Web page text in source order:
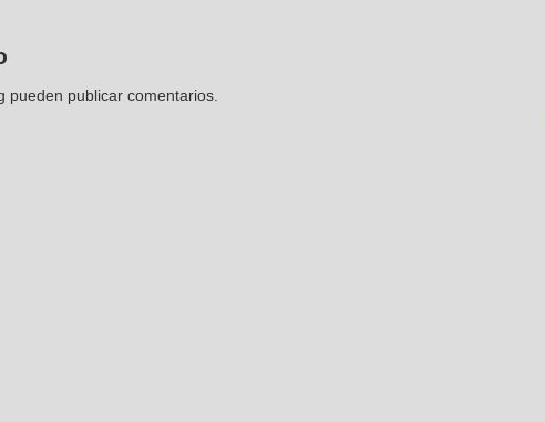
pueden publicar comentarios.